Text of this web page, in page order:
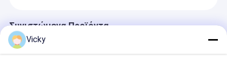
Συνιστώμενα Προϊόντα
Vicky